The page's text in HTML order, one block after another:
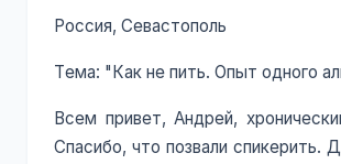
Россия, Севастополь
Тема: "Как не пить. Опыт одного
Всем привет, Андрей,
Спасибо, что позвали спикерить.